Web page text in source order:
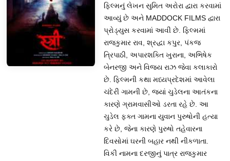
ફિલ્મનું લેખન સુમિત અરોરા દ્વારા કરવામાં
આવ્યું છે અને MADDOCK FILMS દ્વારા
પ્રોડ્યુસ કરવામાં આવી છે. ફિલ્મમાં
રાજકુમાર રાવ, શ્રદ્ધા કપુર, પંકજ
ત્રિપાઠી, અપારશક્તિ ખુરાના, અભિષેક
બેનરજી અને વિજય રાઝ જેવા કલાકારો
છે. ફિલ્મની કથા મધ્યપ્રદેશમાં આવેલા
ચંદેરી ગામની છે, જ્યાં ચુડેલના આતંકના
કારણે ગ્રામવાસીઓ ડરતા રહે છે. આ
ચુડેલ ફક્ત ગામના યુવાન પુરુષોની હત્યા
કરે છે, જેના કારણે પુરુષો તહેવારના
દિવસોમાં ઘરની બહાર નથી નીકળાતા.
વિકી નામના દરજીનું પાત્ર રાજકુમાર